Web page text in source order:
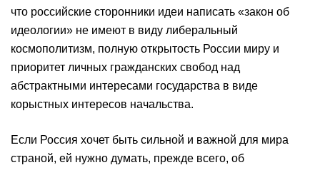
что российские сторонники идеи написать «закон об
идеологии» не имеют в виду либеральный
космополитизм, полную открытость России миру и
приоритет личных гражданских свобод над
абстрактными интересами государства в виде
корыстных интересов начальства.
Если Россия хочет быть сильной и важной для мира
страной, ей нужно думать, прежде всего, об